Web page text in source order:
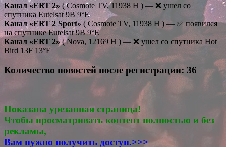
Канал «ERT 2» ( Cosmote TV, 11938 H ) — ❌ ушел со
спутника Eutelsat 9B 9°E
Канал «ERT 2 Sport» ( Cosmote TV, 11938 H ) — ✅ появился
на спутнике Eutelsat 9B 9°E
Канал «ERT 2»( Nova, 12169 H ) — ❌ ушел со спутника Hot
Bird 13F 13°E
Количество новостей после регистрации: 36
Показана урезанная страница!
Чтобы просматривать контент полностью и без
рекламы,
Вам нужно получить доступ.>>>